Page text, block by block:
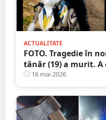
ACTUALITATE
FOTO. Tragedie în
tânăr (19) a murit.
prăpastie
16 mai 2026